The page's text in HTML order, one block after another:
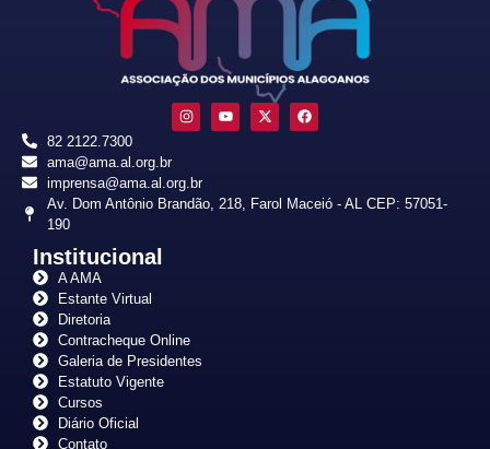
82 2122.7300
ama@ama.al.org.br
imprensa@ama.al.org.br
Av. Dom Antônio Brandão, 218, Farol Maceió - AL CEP: 57051-
190
Institucional
A AMA
Estante Virtual
Diretoria
Contracheque Online
Galeria de Presidentes
Estatuto Vigente
Cursos
Diário Oficial
Contato